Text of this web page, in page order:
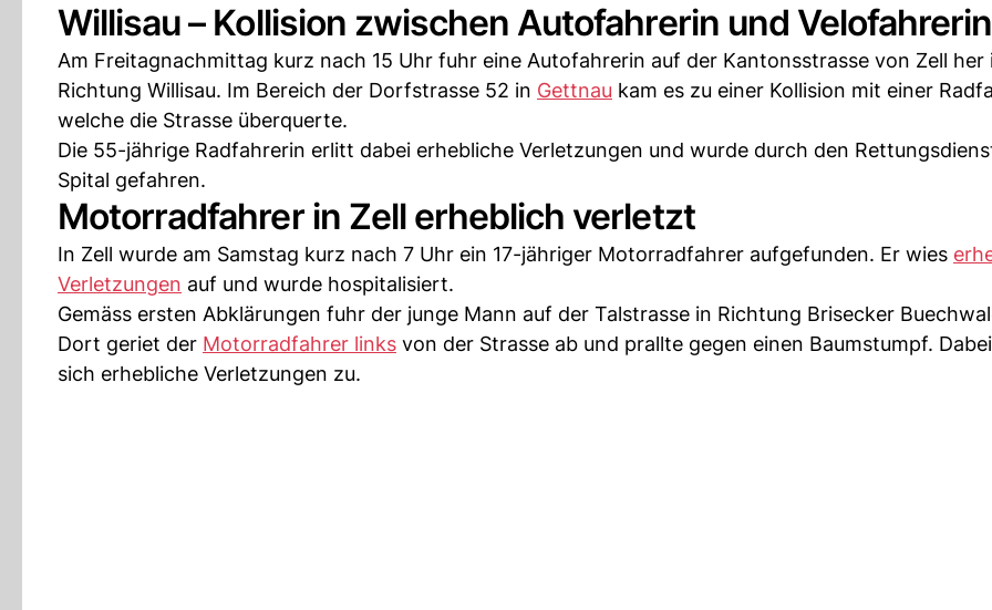
Willisau – Kollision zwischen Autofahrerin und Velofahrerin
Am Freitagnachmittag kurz nach 15 Uhr fuhr eine Autofahrerin auf der Kantonsstrasse von Zell her
Richtung Willisau. Im Bereich der Dorfstrasse 52 in Gettnau kam es zu einer Kollision mit einer
welche die Strasse überquerte.
Die 55-jährige Radfahrerin erlitt dabei erhebliche Verletzungen und wurde durch den
Spital gefahren.
Motorradfahrer in Zell erheblich verletzt
In Zell wurde am Samstag kurz nach 7 Uhr ein 17-jähriger Motorradfahrer aufgefunden. Er wies
Verletzungen auf und wurde hospitalisiert.
Gemäss ersten Abklärungen fuhr der junge Mann auf der Talstrasse in Richtung Brisecker
Dort geriet der Motorradfahrer links von der Strasse ab und prallte gegen einen Baumstumpf.
sich erhebliche Verletzungen zu.